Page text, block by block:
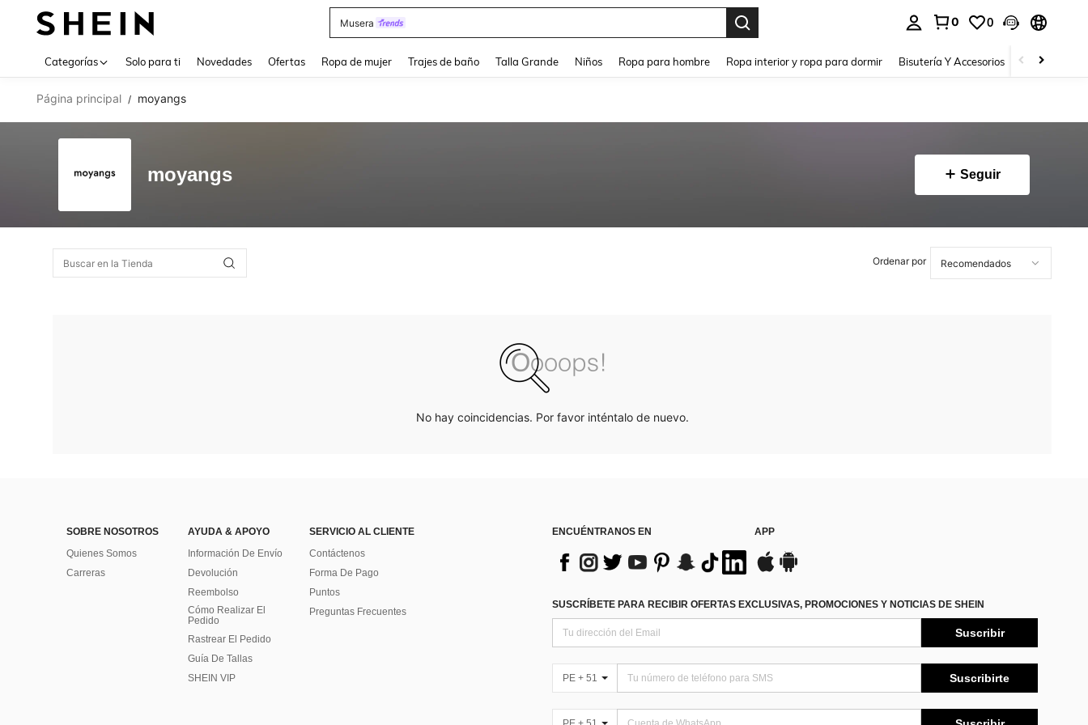
Musera
0 0
Categorías Solo para ti Novedades Ofertas Ropa de mujer Trajes de baño Talla Grande Niños Ropa para hombre Ropa interior y ropa para dormir Bisutería Y Accesorios Zapatos
Página principal / moyangs
moyangs Seguir
Ordenar por
No hay coincidencias. Por favor inténtalo de nuevo.
SOBRE NOSOTROS
Quienes Somos
Carreras
AYUDA & APOYO
Información De Envío
Devolución
Reembolso
Cómo Realizar El
Pedido
Rastrear El Pedido
Guía De Tallas
SHEIN VIP
SERVICIO AL CLIENTE
Contáctenos
Forma De Pago
Puntos
Preguntas Frecuentes
ENCUÉNTRANOS EN APP
SUSCRÍBETE PARA RECIBIR OFERTAS EXCLUSIVAS, PROMOCIONES Y NOTICIAS DE SHEIN
Suscribir
PE + 51 Suscribirte